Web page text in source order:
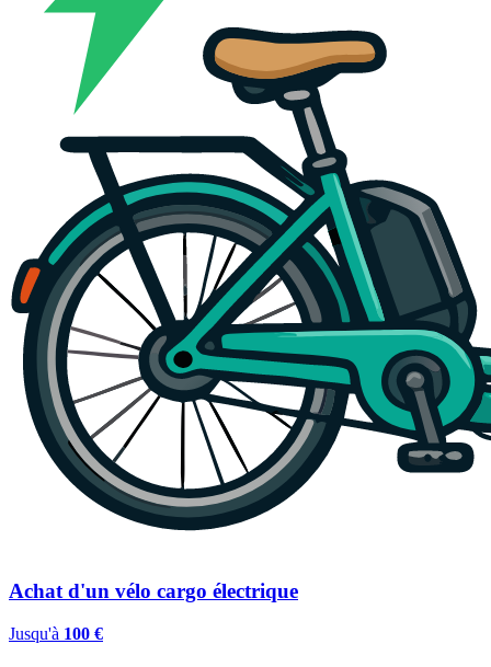
Achat d'un vélo cargo électrique
Jusqu'à 100 €